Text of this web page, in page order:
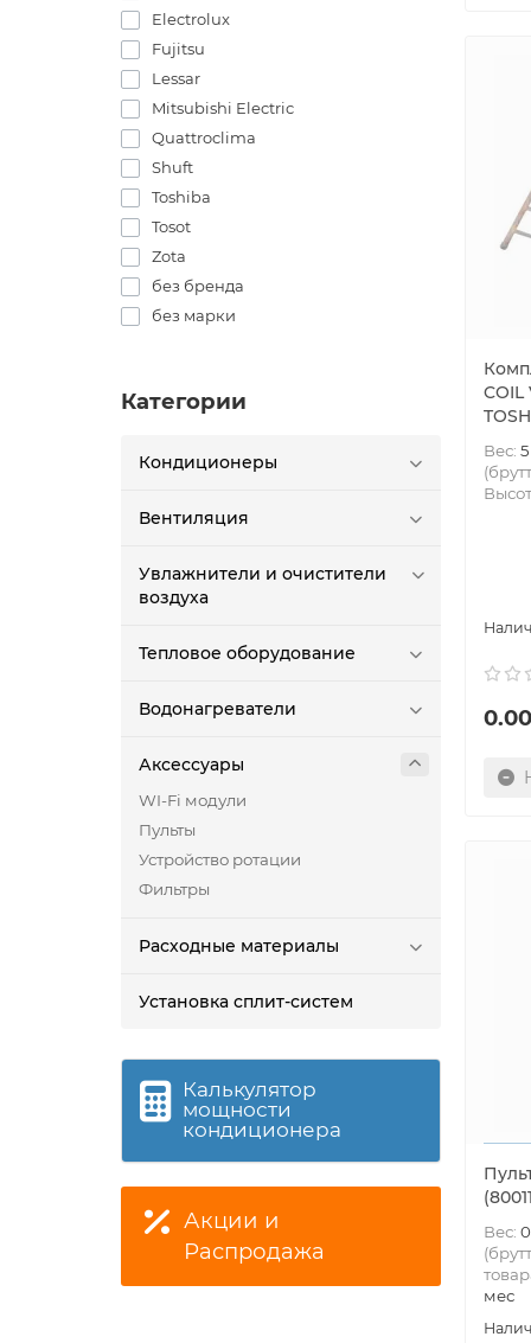
Electrolux
Fujitsu
Lessar
Mitsubishi Electric
Quattroclima
Shuft
Toshiba
Tosot
Zota
без бренда
без марки
Категории
Кондиционеры
Вентиляция
Увлажнители и очистители
воздуха
Тепловое оборудование
Водонагреватели
Аксессуары
WI-Fi модули
Пульты
Устройство ротации
Фильтры
Расходные материалы
Установка сплит-систем
Калькулятор
мощности
кондиционера
Акции и
Распродажа
COIL
Вес: 5
Вес:
мес